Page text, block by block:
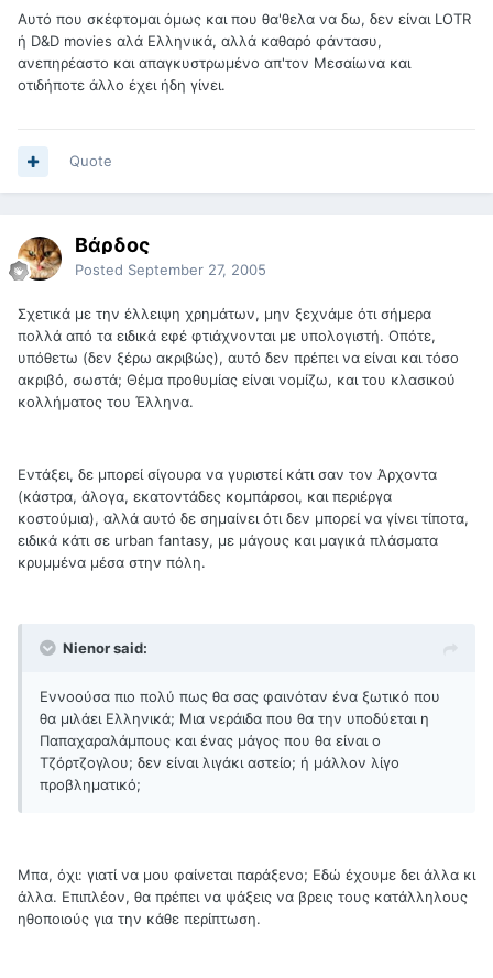
Αυτό που σκέφτομαι όμως και που θα'θελα να δω, δεν είναι LOTR
ή D&D movies αλά Ελληνικά, αλλά καθαρό φάντασυ,
ανεπηρέαστο και απαγκυστρωμένο απ'τον Μεσαίωνα και
οτιδήποτε άλλο έχει ήδη γίνει.
Quote
Βάρδος
Posted September 27, 2005
Σχετικά με την έλλειψη χρημάτων, μην ξεχνάμε ότι σήμερα
πολλά από τα ειδικά εφέ φτιάχνονται με υπολογιστή. Οπότε,
υπόθετω (δεν ξέρω ακριβώς), αυτό δεν πρέπει να είναι και τόσο
ακριβό, σωστά; Θέμα προθυμίας είναι νομίζω, και του κλασικού
κολλήματος του Έλληνα.
Εντάξει, δε μπορεί σίγουρα να γυριστεί κάτι σαν τον Άρχοντα
(κάστρα, άλογα, εκατοντάδες κομπάρσοι, και περιέργα
κοστούμια), αλλά αυτό δε σημαίνει ότι δεν μπορεί να γίνει τίποτα,
ειδικά κάτι σε urban fantasy, με μάγους και μαγικά πλάσματα
κρυμμένα μέσα στην πόλη.
Nienor said:
Εννοούσα πιο πολύ πως θα σας φαινόταν ένα ξωτικό που
θα μιλάει Ελληνικά; Μια νεράιδα που θα την υποδύεται η
Παπαχαραλάμπους και ένας μάγος που θα είναι ο
Τζόρτζογλου; δεν είναι λιγάκι αστείο; ή μάλλον λίγο
προβληματικό;
Μπα, όχι: γιατί να μου φαίνεται παράξενο; Εδώ έχουμε δει άλλα κι
άλλα. Επιπλέον, θα πρέπει να ψάξεις να βρεις τους κατάλληλους
ηθοποιούς για την κάθε περίπτωση.